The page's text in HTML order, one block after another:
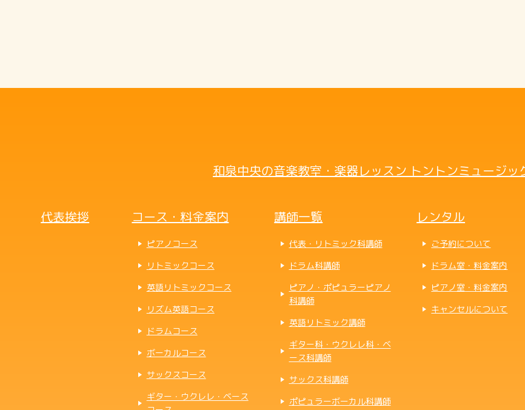
和泉中央の音楽教室・楽器レッスン トントンミュージッ
代表挨拶 コース・料金案内
ピアノコース
リトミックコース
英語リトミックコース
リズム英語コース
ドラムコース
ボーカルコース
サックスコース
ギター・ウクレレ・ベース
講師一覧
代表・リトミック科講師
ドラム科講師
ピアノ・ポピュラーピアノ
科講師
英語リトミック講師
ギター科・ウクレレ科・ベ
ース科講師
サックス科講師
ポピュラーボーカル科講師
レンタル
ご予約について
ドラム室・料金案内
ピアノ室・料金案内
キャンセルについて